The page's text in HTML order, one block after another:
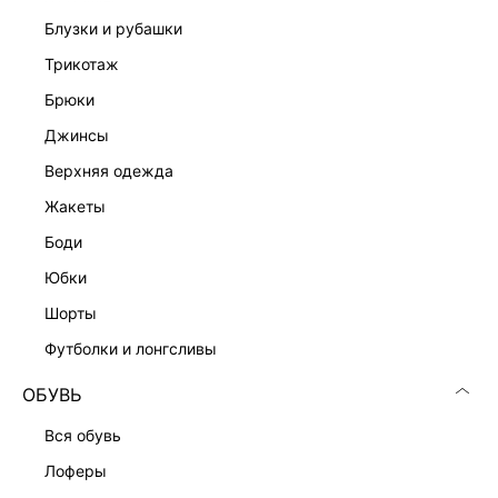
блузки и рубашки
трикотаж
брюки
джинсы
верхняя одежда
жакеты
боди
юбки
шорты
футболки и лонгсливы
ОБУВЬ
вся обувь
лоферы
ДОСТАВКА И ВОЗВРАТ
Подробные условия доставки и возврата
КОМПАНИЯ
КЛИЕНТАМ